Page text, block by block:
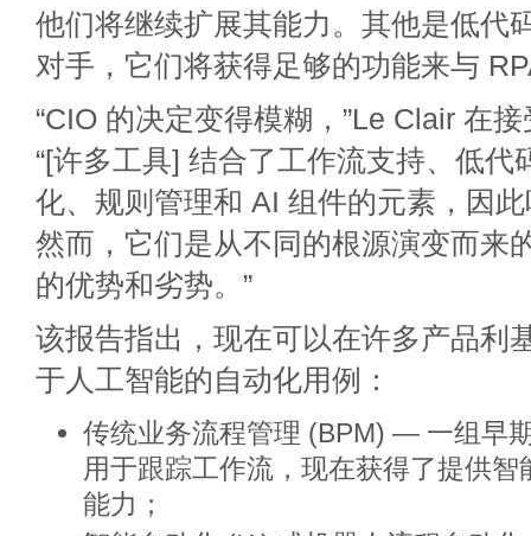
他们将继续扩展其能力。其他是低代
对手，它们将获得足够的功能来与
“CIO 的决定变得模糊，”Le Clair 在
“[许多工具] 结合了工作流支持、低代
化、规则管理和 AI 组件的元素，因
然而，它们是从不同的根源演变而来
的优势和劣势。”
该报告指出，现在可以在许多产品利
于​​人工智能的自动化用例：
传统业务流程管理 (BPM) — 一组早
用于跟踪工作流，现在获得了提供
能力；